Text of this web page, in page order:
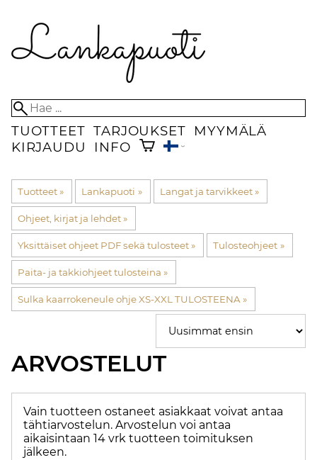
TUOTTEET TARJOUKSET
MYYMÄLÄ
KIRJAUDU
INFO
Tuotteet‪» Lankapuoti ‪» Langat ja tarvikkeet ‪»
Ohjeet, kirjat ja lehdet‪»
Yksittäiset ohjeet PDF sekä tulosteet‪» Tulosteohjeet ‪»
Paita- ja takkiohjeet tulosteina ‪»
Sulka kaarrokeneule ohje XS-XXL TULOSTEENA‪»
ARVOSTELUT
Vain tuotteen ostaneet asiakkaat voivat antaa
tähtiarvostelun. Arvostelun voi antaa
aikaisintaan 14 vrk tuotteen toimituksen
jälkeen.